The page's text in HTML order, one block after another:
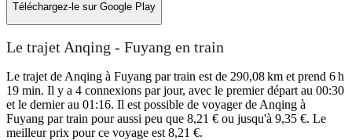
Téléchargez-le sur Google Play
Le trajet Anqing - Fuyang en train
Le trajet de Anqing à Fuyang par train est de 290,08 km et prend 6 h
19 min. Il y a 4 connexions par jour, avec le premier départ au 00:30
et le dernier au 01:16. Il est possible de voyager de Anqing à
Fuyang par train pour aussi peu que 8,21 € ou jusqu'à 9,35 €. Le
meilleur prix pour ce voyage est 8,21 €.